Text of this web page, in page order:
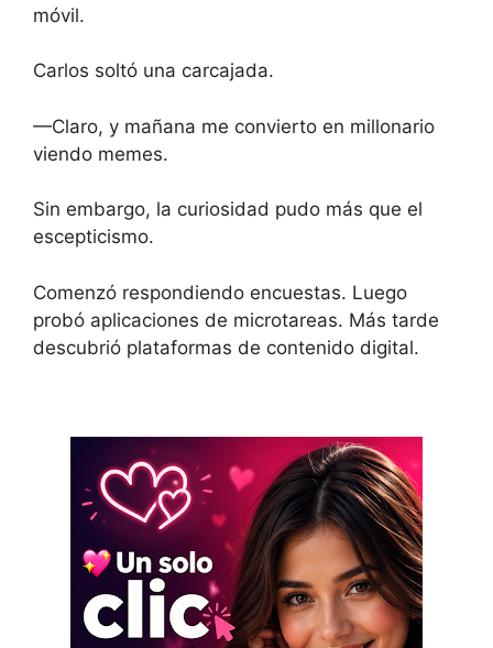
móvil.
Carlos soltó una carcajada.
—Claro, y mañana me convierto en millonario
viendo memes.
Sin embargo, la curiosidad pudo más que el
escepticismo.
Comenzó respondiendo encuestas. Luego
probó aplicaciones de microtareas. Más tarde
descubrió plataformas de contenido digital.